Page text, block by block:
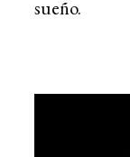
sueño.